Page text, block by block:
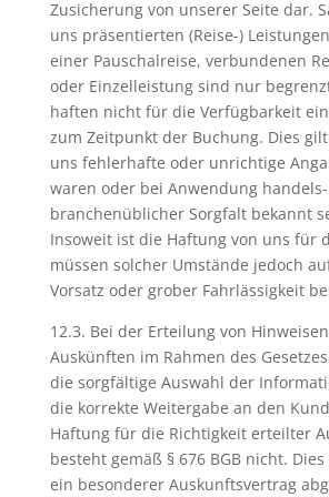
Zusicherung von unserer Seite dar.
uns präsentierten (Reise-)
einer Pauschalreise, verbundenen
oder Einzelleistung sind nur
haften nicht für die Verfügbarkeit
zum Zeitpunkt der Buchung. Dies
uns fehlerhafte oder unrichtige
waren oder bei Anwendung
branchenüblicher Sorgfalt bekannt
Insoweit ist die Haftung von uns für
müssen solcher Umstände jedoch
Vorsatz oder grober Fahrlässigkeit
12.3. Bei der Erteilung von
Auskünften im Rahmen des
die sorgfältige Auswahl der
die korrekte Weitergabe an den
Haftung für die Richtigkeit erteilter
besteht gemäß § 676 BGB nicht.
ein besonderer Auskunftsvertrag